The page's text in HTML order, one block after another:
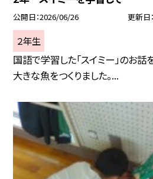
公開日 2026/06/26 更新日
２年生
国語で学習した「スイミー」のお話
大きな魚をつくりました。...